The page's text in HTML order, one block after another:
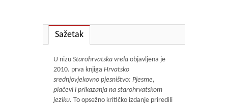
Sažetak
U nizu Starohrvatska vrela objavljena je
2010. prva knjiga Hrvatsko
srednjovjekovno pjesništvo: Pjesme,
plačevi i prikazanja na starohrvatskom
jeziku. To opsežno kritičko izdanje priredili